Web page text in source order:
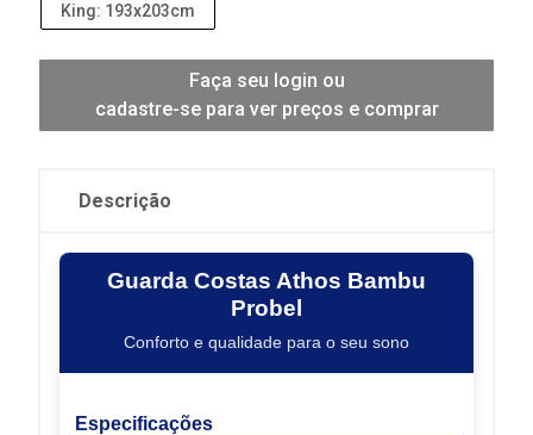
King: 193x203cm
Faça seu login ou
cadastre-se para ver preços e comprar
Descrição
Guarda Costas Athos Bambu
Probel
Conforto e qualidade para o seu sono
Especificações